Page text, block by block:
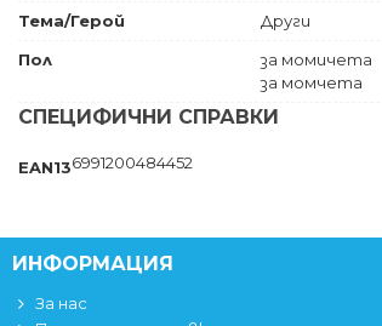
Тема/Герой
Други
Пол
за момичета
за момчета
СПЕЦИФИЧНИ СПРАВКИ
EAN136991200484452
ИНФОРМАЦИЯ
За нас